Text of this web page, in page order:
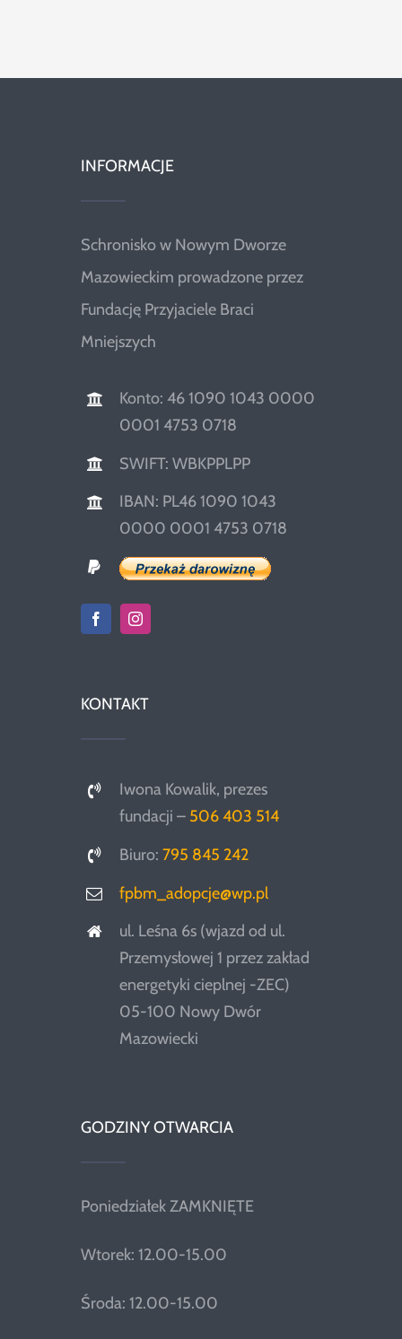
INFORMACJE
Schronisko w Nowym Dworze
Mazowieckim prowadzone przez
Fundację Przyjaciele Braci
Mniejszych
Konto: 46 1090 1043 0000
0001 4753 0718
SWIFT: WBKPPLPP
IBAN: PL46 1090 1043
0000 0001 4753 0718
KONTAKT
Iwona Kowalik, prezes
fundacji – 506 403 514
Biuro:795 845 242
fpbm_adopcje@wp.pl
ul. Leśna 6s (wjazd od ul.
Przemysłowej 1 przez zakład
energetyki cieplnej -ZEC)
05-100 Nowy Dwór
Mazowiecki
GODZINY OTWARCIA
Poniedziałek ZAMKNIĘTE
Wtorek: 12.00-15.00
Środa: 12.00-15.00